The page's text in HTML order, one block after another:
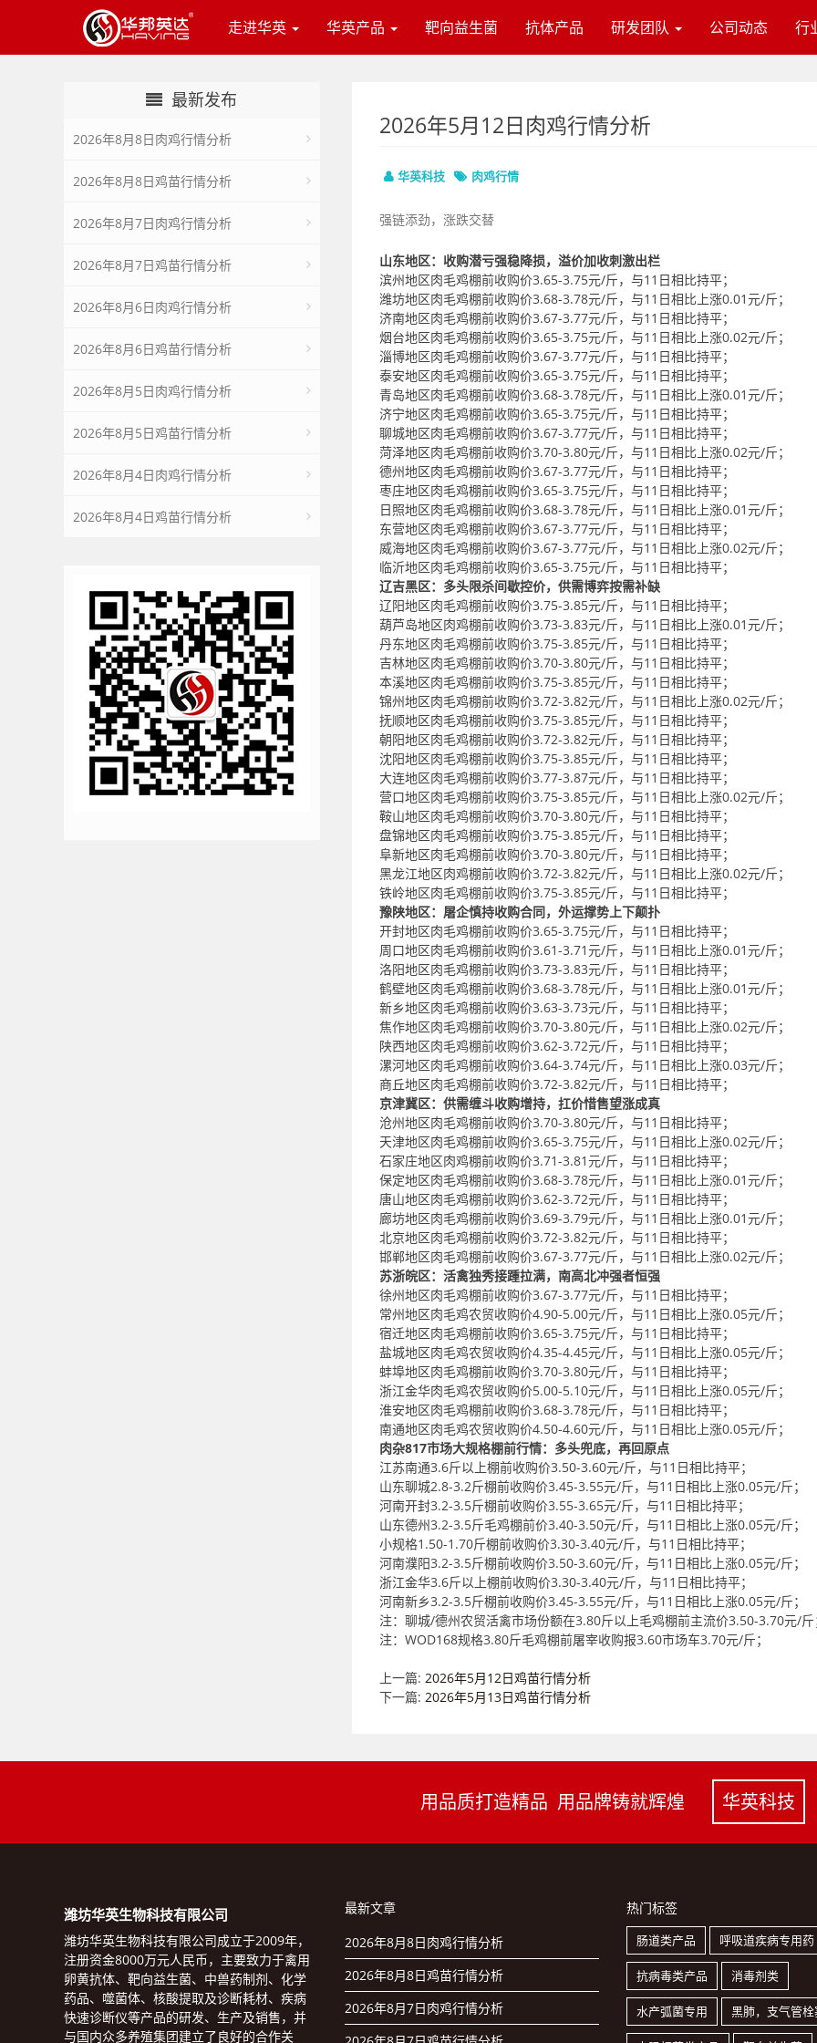
走进华英 华英产品 靶向益生菌 抗体产品 研发团队 公司动态 行
最新发布
2026年8月8日肉鸡行情分析
2026年8月8日鸡苗行情分析
2026年8月7日肉鸡行情分析
2026年8月7日鸡苗行情分析
2026年8月6日肉鸡行情分析
2026年8月6日鸡苗行情分析
2026年8月5日肉鸡行情分析
2026年8月5日鸡苗行情分析
2026年8月4日肉鸡行情分析
2026年8月4日鸡苗行情分析
2026年5月12日肉鸡行情分析
华英科技 肉鸡行情
强链添劲，涨跌交替
山东地区：收购潜亏强稳降损，溢价加收刺激出栏
滨州地区肉毛鸡棚前收购价3.65-3.75元/斤，与11日相比持平；
潍坊地区肉毛鸡棚前收购价3.68-3.78元/斤，与11日相比上涨0.01元/斤；
济南地区肉毛鸡棚前收购价3.67-3.77元/斤，与11日相比持平；
烟台地区肉毛鸡棚前收购价3.65-3.75元/斤，与11日相比上涨0.02元/斤；
淄博地区肉毛鸡棚前收购价3.67-3.77元/斤，与11日相比持平；
泰安地区肉毛鸡棚前收购价3.65-3.75元/斤，与11日相比持平；
青岛地区肉毛鸡棚前收购价3.68-3.78元/斤，与11日相比上涨0.01元/斤；
济宁地区肉毛鸡棚前收购价3.65-3.75元/斤，与11日相比持平；
聊城地区肉毛鸡棚前收购价3.67-3.77元/斤，与11日相比持平；
菏泽地区肉毛鸡棚前收购价3.70-3.80元/斤，与11日相比上涨0.02元/斤；
德州地区肉毛鸡棚前收购价3.67-3.77元/斤，与11日相比持平；
枣庄地区肉毛鸡棚前收购价3.65-3.75元/斤，与11日相比持平；
日照地区肉毛鸡棚前收购价3.68-3.78元/斤，与11日相比上涨0.01元/斤；
东营地区肉毛鸡棚前收购价3.67-3.77元/斤，与11日相比持平；
威海地区肉毛鸡棚前收购价3.67-3.77元/斤，与11日相比上涨0.02元/斤；
临沂地区肉毛鸡棚前收购价3.65-3.75元/斤，与11日相比持平；
辽吉黑区：多头限杀间歇控价，供需博弈按需补缺
辽阳地区肉毛鸡棚前收购价3.75-3.85元/斤，与11日相比持平；
葫芦岛地区肉鸡棚前收购价3.73-3.83元/斤，与11日相比上涨0.01元/斤；
丹东地区肉毛鸡棚前收购价3.75-3.85元/斤，与11日相比持平；
吉林地区肉毛鸡棚前收购价3.70-3.80元/斤，与11日相比持平；
本溪地区肉毛鸡棚前收购价3.75-3.85元/斤，与11日相比持平；
锦州地区肉毛鸡棚前收购价3.72-3.82元/斤，与11日相比上涨0.02元/斤；
抚顺地区肉毛鸡棚前收购价3.75-3.85元/斤，与11日相比持平；
朝阳地区肉毛鸡棚前收购价3.72-3.82元/斤，与11日相比持平；
沈阳地区肉毛鸡棚前收购价3.75-3.85元/斤，与11日相比持平；
大连地区肉毛鸡棚前收购价3.77-3.87元/斤，与11日相比持平；
营口地区肉毛鸡棚前收购价3.75-3.85元/斤，与11日相比上涨0.02元/斤；
鞍山地区肉毛鸡棚前收购价3.70-3.80元/斤，与11日相比持平；
盘锦地区肉毛鸡棚前收购价3.75-3.85元/斤，与11日相比持平；
阜新地区肉毛鸡棚前收购价3.70-3.80元/斤，与11日相比持平；
黑龙江地区肉鸡棚前收购价3.72-3.82元/斤，与11日相比上涨0.02元/斤；
铁岭地区肉毛鸡棚前收购价3.75-3.85元/斤，与11日相比持平；
豫陕地区：屠企慎持收购合同，外运撑势上下颠扑
开封地区肉毛鸡棚前收购价3.65-3.75元/斤，与11日相比持平；
周口地区肉毛鸡棚前收购价3.61-3.71元/斤，与11日相比上涨0.01元/斤；
洛阳地区肉毛鸡棚前收购价3.73-3.83元/斤，与11日相比持平；
鹤壁地区肉毛鸡棚前收购价3.68-3.78元/斤，与11日相比上涨0.01元/斤；
新乡地区肉毛鸡棚前收购价3.63-3.73元/斤，与11日相比持平；
焦作地区肉毛鸡棚前收购价3.70-3.80元/斤，与11日相比上涨0.02元/斤；
陕西地区肉毛鸡棚前收购价3.62-3.72元/斤，与11日相比持平；
漯河地区肉毛鸡棚前收购价3.64-3.74元/斤，与11日相比上涨0.03元/斤；
商丘地区肉毛鸡棚前收购价3.72-3.82元/斤，与11日相比持平；
京津冀区：供需缠斗收购增持，扛价惜售望涨成真
沧州地区肉毛鸡棚前收购价3.70-3.80元/斤，与11日相比持平；
天津地区肉毛鸡棚前收购价3.65-3.75元/斤，与11日相比上涨0.02元/斤；
石家庄地区肉鸡棚前收购价3.71-3.81元/斤，与11日相比持平；
保定地区肉毛鸡棚前收购价3.68-3.78元/斤，与11日相比上涨0.01元/斤；
唐山地区肉毛鸡棚前收购价3.62-3.72元/斤，与11日相比持平；
廊坊地区肉毛鸡棚前收购价3.69-3.79元/斤，与11日相比上涨0.01元/斤；
北京地区肉毛鸡棚前收购价3.72-3.82元/斤，与11日相比持平；
邯郸地区肉毛鸡棚前收购价3.67-3.77元/斤，与11日相比上涨0.02元/斤；
苏浙皖区：活禽独秀接踵拉满，南高北冲强者恒强
徐州地区肉毛鸡棚前收购价3.67-3.77元/斤，与11日相比持平；
常州地区肉毛鸡农贸收购价4.90-5.00元/斤，与11日相比上涨0.05元/斤；
宿迁地区肉毛鸡棚前收购价3.65-3.75元/斤，与11日相比持平；
盐城地区肉毛鸡农贸收购价4.35-4.45元/斤，与11日相比上涨0.05元/斤；
蚌埠地区肉毛鸡棚前收购价3.70-3.80元/斤，与11日相比持平；
浙江金华肉毛鸡农贸收购价5.00-5.10元/斤，与11日相比上涨0.05元/斤；
淮安地区肉毛鸡棚前收购价3.68-3.78元/斤，与11日相比持平；
南通地区肉毛鸡农贸收购价4.50-4.60元/斤，与11日相比上涨0.05元/斤；
肉杂817市场大规格棚前行情：多头兜底，再回原点
江苏南通3.6斤以上棚前收购价3.50-3.60元/斤，与11日相比持平；
山东聊城2.8-3.2斤棚前收购价3.45-3.55元/斤，与11日相比上涨0.05元/斤；
河南开封3.2-3.5斤棚前收购价3.55-3.65元/斤，与11日相比持平；
山东德州3.2-3.5斤毛鸡棚前价3.40-3.50元/斤，与11日相比上涨0.05元/斤；
小规格1.50-1.70斤棚前收购价3.30-3.40元/斤，与11日相比持平；
河南濮阳3.2-3.5斤棚前收购价3.50-3.60元/斤，与11日相比上涨0.05元/斤；
浙江金华3.6斤以上棚前收购价3.30-3.40元/斤，与11日相比持平；
河南新乡3.2-3.5斤棚前收购价3.45-3.55元/斤，与11日相比上涨0.05元/斤；
注：聊城/德州农贸活禽市场份额在3.80斤以上毛鸡棚前主流价3.50-3.70元/斤
注：WOD168规格3.80斤毛鸡棚前屠宰收购报3.60市场车3.70元/斤；
上一篇: 2026年5月12日鸡苗行情分析
下一篇: 2026年5月13日鸡苗行情分析
用品质打造精品 用品牌铸就辉煌 华英科技
潍坊华英生物科技有限公司
潍坊华英生物科技有限公司成立于2009年，
注册资金8000万元人民币，主要致力于禽用
卵黄抗体、靶向益生菌、中兽药制剂、化学
药品、噬菌体、核酸提取及诊断耗材、疾病
快速诊断仪等产品的研发、生产及销售，并
与国内众多养殖集团建立了良好的合作关
最新文章
2026年8月8日肉鸡行情分析
2026年8月8日鸡苗行情分析
2026年8月7日肉鸡行情分析
热门标签
肠道类产品 呼吸道疾病专用药
抗病毒类产品 消毒剂类
水产弧菌专用 黑肺，支气管